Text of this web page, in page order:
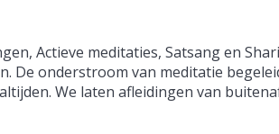
Actieve meditaties, Satsang en
De onderstroom van meditatie
We laten afleidingen van